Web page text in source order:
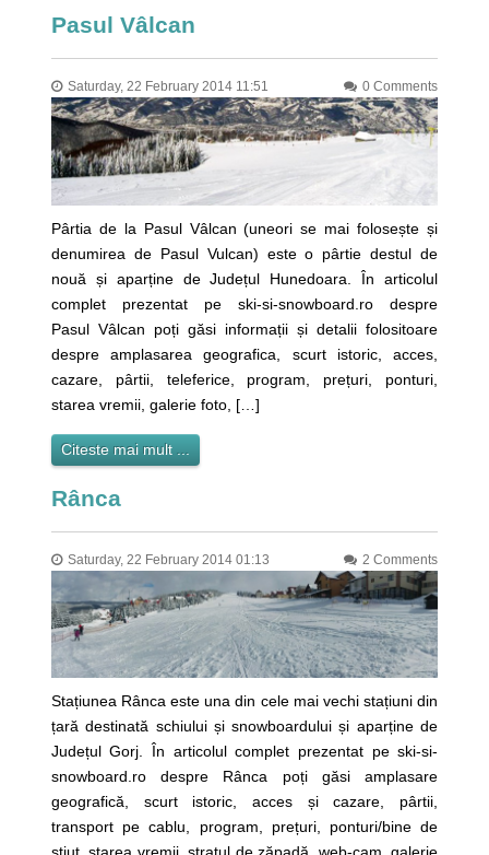
Pasul Vâlcan
Saturday, 22 February 2014 11:51 0 Comments
Pârtia de la Pasul Vâlcan (uneori se mai folosește și
denumirea de Pasul Vulcan) este o pârtie destul de
nouă și aparține de Județul Hunedoara. În articolul
complet prezentat pe ski-si-snowboard.ro despre
Pasul Vâlcan poți găsi informații și detalii folositoare
despre amplasarea geografica, scurt istoric, acces,
cazare, pârtii, teleferice, program, prețuri, ponturi,
starea vremii, galerie foto, […]
Citeste mai mult ...
Rânca
Saturday, 22 February 2014 01:13 2 Comments
Stațiunea Rânca este una din cele mai vechi stațiuni din
țară destinată schiului și snowboardului și aparține de
Județul Gorj. În articolul complet prezentat pe ski-si-
snowboard.ro despre Rânca poți găsi amplasare
geografică, scurt istoric, acces și cazare, pârtii,
transport pe cablu, program, prețuri, ponturi/bine de